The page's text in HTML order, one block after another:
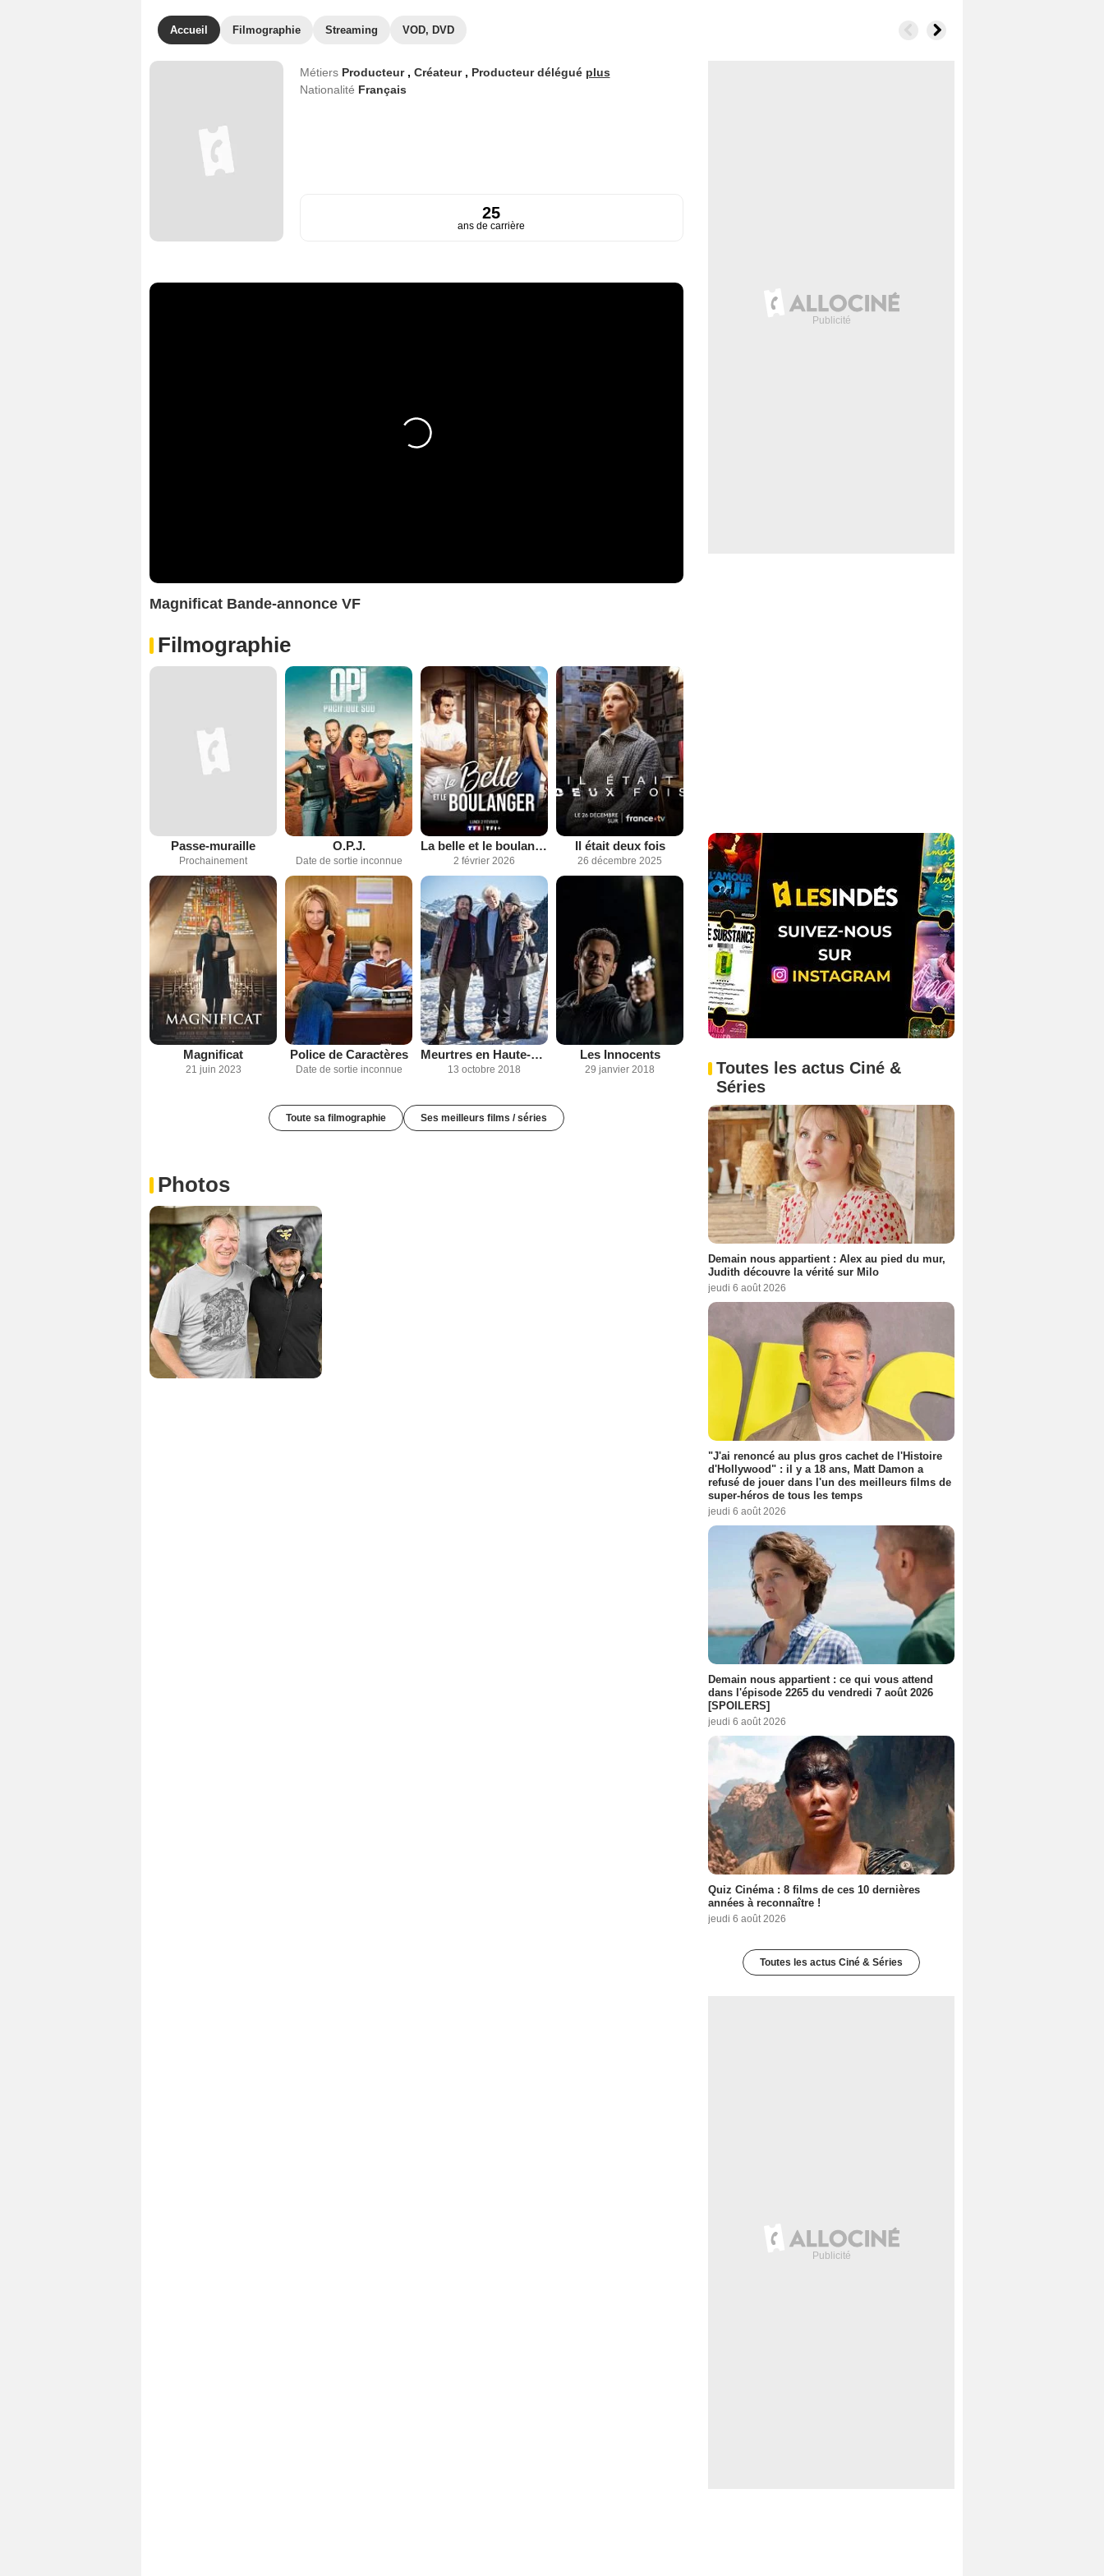
Accueil Filmographie Streaming VOD, DVD
Métiers Producteur , Créateur , Producteur délégué plus
Nationalité Français
25
ans de carrière
Magnificat Bande-annonce VF
Filmographie
Passe-muraille
Prochainement
O.P.J.
Date de sortie inconnue
La belle et le boulanger
2 février 2026
Il était deux fois
26 décembre 2025
Magnificat
21 juin 2023
Police de Caractères
Date de sortie inconnue
Meurtres en Haute-Savoie
13 octobre 2018
Les Innocents
29 janvier 2018
Toute sa filmographie Ses meilleurs films / séries
Photos
Toutes les actus Ciné &
Séries
Demain nous appartient : Alex au pied du mur,
Judith découvre la vérité sur Milo
jeudi 6 août 2026
"J'ai renoncé au plus gros cachet de l'Histoire
d'Hollywood" : il y a 18 ans, Matt Damon a
refusé de jouer dans l'un des meilleurs films de
super-héros de tous les temps
jeudi 6 août 2026
Demain nous appartient : ce qui vous attend
dans l'épisode 2265 du vendredi 7 août 2026
[SPOILERS]
jeudi 6 août 2026
Quiz Cinéma : 8 films de ces 10 dernières
années à reconnaître !
jeudi 6 août 2026
Toutes les actus Ciné & Séries